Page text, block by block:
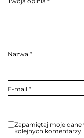
Nazwa *
E-mail *
Zapamiętaj moje dane
kolejnych komentarzy.